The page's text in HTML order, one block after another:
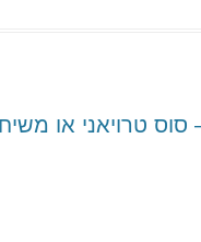
סוס טרויאני או משיח